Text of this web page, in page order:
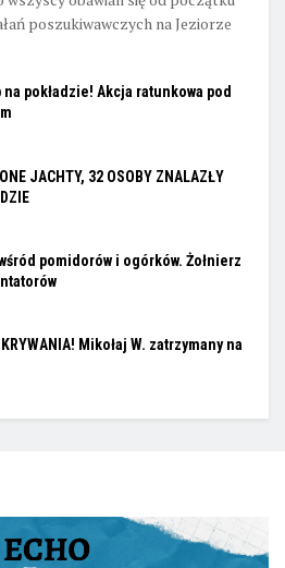
poszukiwawczych na Jeziorze
na pokładzie! Akcja ratunkowa pod
JACHTY, 32 OSOBY ZNALAZŁY
pomidorów i ogórków. Żołnierz
Mikołaj W. zatrzymany na